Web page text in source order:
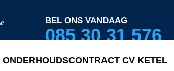
BEL ONS VANDAAG
085 30 31 576
ONDERHOUDSCONTRACT CV KETEL